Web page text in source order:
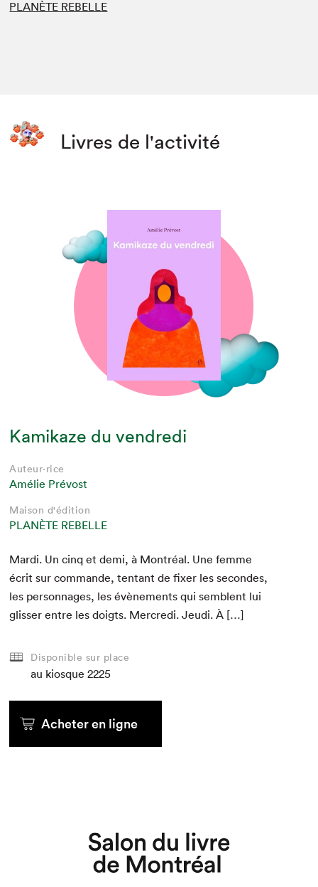
Que cherchez-vous?
PLANÈTE REBELLE
Livres de l'activité
Kamikaze du vendredi
Auteur·rice
Amélie Prévost
Maison d'édition
PLANÈTE REBELLE
Mar­di. Un cinq et demi, à Mon­tréal. Une femme
écrit sur com­mande, ten­tant de fix­er les sec­on­des,
les per­son­nages, les évène­ments qui sem­blent lui
gliss­er entre les doigts. Mer­cre­di. Jeu­di. À […]
Disponible sur place
au kiosque 2225
Acheter en ligne